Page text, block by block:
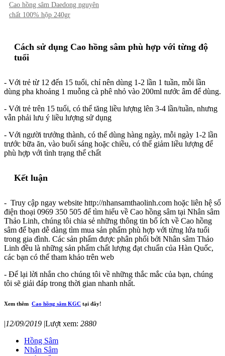
Cao hồng sâm Daedong nguyên
chất 100% hộp 240gr
Cách sử dụng Cao hồng sâm phù hợp với từng độ
tuổi
- Với trẻ từ 12 đến 15 tuổi, chỉ nên dùng 1-2 lần 1 tuần, mỗi lần
dùng pha khoảng 1 muỗng cà phê nhỏ vào 200ml nước âm để dùng.
- Với trẻ trên 15 tuổi, có thể tăng liều lượng lên 3-4 lần/tuần, nhưng
vẫn phải lưu ý liều lượng sử dụng
- Với người trưởng thành, có thể dùng hàng ngày, mỗi ngày 1-2 lần
trước bữa ăn, vào buổi sáng hoặc chiều, có thể giảm liều lượng để
phù hợp với tình trạng thể chất
Kết luận
- Truy cập ngay website http://nhansamthaolinh.com hoặc liên hệ số
điện thoại 0969 350 505 để tìm hiểu về Cao hồng sâm tại Nhân sâm
Thảo Linh, chúng tôi chia sẻ những thông tin bổ ích về Cao hồng
sâm để bạn dễ dàng tìm mua sản phẩm phù hợp với từng lứa tuổi
trong gia đình. Các sản phẩm được phân phối bởi Nhân sâm Thảo
Linh đều là những sản phẩm chất lượng đạt chuẩn của Hàn Quốc,
các bạn có thể tham khảo trên web
- Để lại lời nhắn cho chúng tôi về những thắc mắc của bạn, chúng
tôi sẽ giải đáp trong thời gian nhanh nhất.
Xem thêm Cao hồng sâm KGC tại đây!
|12/09/2019 |Lượt xem: 2880
Hồng Sâm
Nhân Sâm